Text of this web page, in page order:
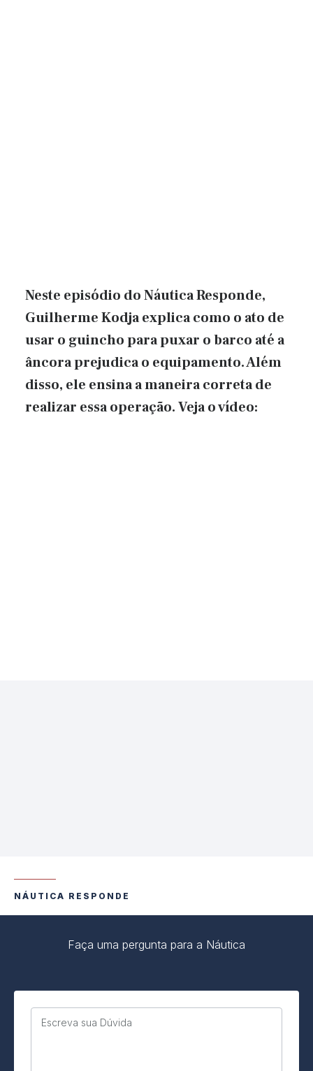
Neste episódio do Náutica Responde,
Guilherme Kodja explica como o ato de
usar o guincho para puxar o barco até a
âncora prejudica o equipamento. Além
disso, ele ensina a maneira correta de
realizar essa operação. Veja o vídeo:
NÁUTICA RESPONDE
Faça uma pergunta para a Náutica
Escreva sua Dúvida